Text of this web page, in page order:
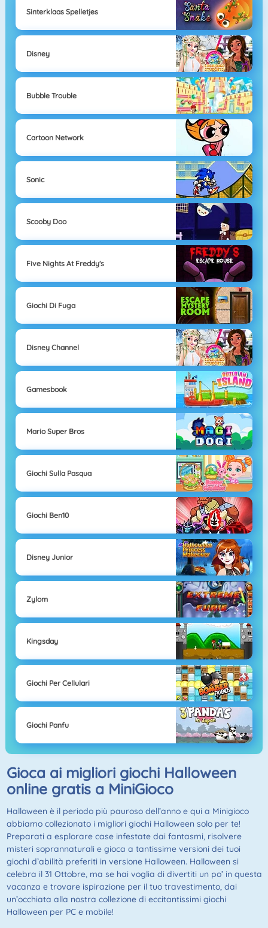
Sinterklaas Spelletjes
Disney
Bubble Trouble
Cartoon Network
Sonic
Scooby Doo
Five Nights At Freddy's
Giochi Di Fuga
Disney Channel
Gamesbook
Mario Super Bros
Giochi Sulla Pasqua
Giochi Ben10
Disney Junior
Zylom
Kingsday
Giochi Per Cellulari
Giochi Panfu
Gioca ai migliori giochi Halloween
online gratis a MiniGioco
Halloween è il periodo più pauroso dell’anno e qui a Minigioco
abbiamo collezionato i migliori giochi Halloween solo per te!
Preparati a esplorare case infestate dai fantasmi, risolvere
misteri soprannaturali e gioca a tantissime versioni dei tuoi
giochi d’abilità preferiti in versione Halloween. Halloween si
celebra il 31 Ottobre, ma se hai voglia di divertiti un po’ in questa
vacanza e trovare ispirazione per il tuo travestimento, dai
un’occhiata alla nostra collezione di eccitantissimi giochi
Halloween per PC e mobile!